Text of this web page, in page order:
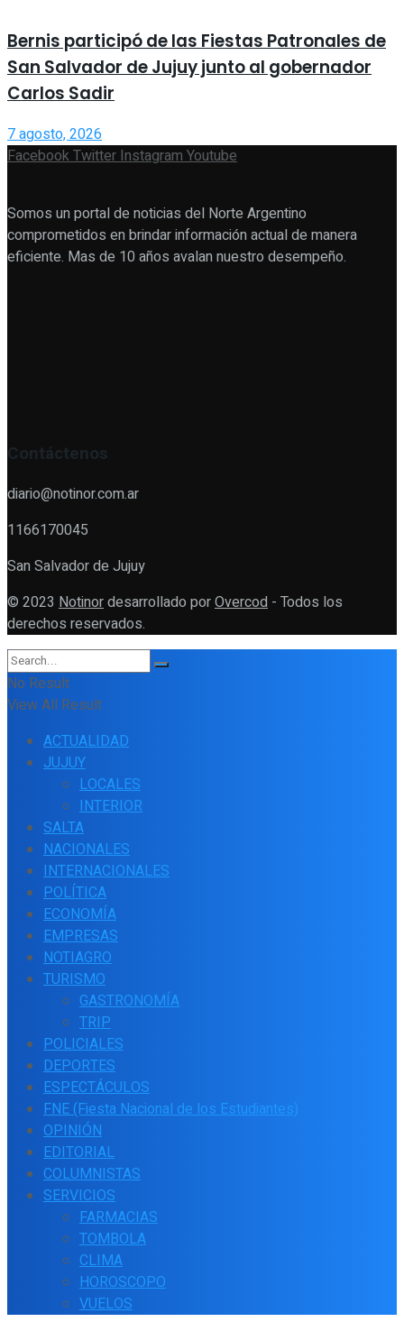
Bernis participó de las Fiestas Patronales de
San Salvador de Jujuy junto al gobernador
Carlos Sadir
7 agosto, 2026
FacebookTwitterInstagramYoutube
Somos un portal de noticias del Norte Argentino
comprometidos en brindar información actual de manera
eficiente. Mas de 10 años avalan nuestro desempeño.
Contáctenos
diario@notinor.com.ar
1166170045
San Salvador de Jujuy
© 2023 Notinordesarrollado porOvercod - Todos los
derechos reservados.
No Result
View All Result
ACTUALIDAD
JUJUY
LOCALES
INTERIOR
SALTA
NACIONALES
INTERNACIONALES
POLÍTICA
ECONOMÍA
EMPRESAS
NOTIAGRO
TURISMO
GASTRONOMÍA
TRIP
POLICIALES
DEPORTES
ESPECTÁCULOS
FNE (Fiesta Nacional de los Estudiantes)
OPINIÓN
EDITORIAL
COLUMNISTAS
SERVICIOS
FARMACIAS
TOMBOLA
CLIMA
HOROSCOPO
VUELOS